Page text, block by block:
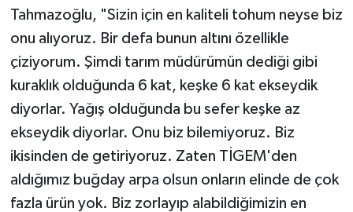
Tahmazoğlu, "Sizin için en kaliteli tohum neyse biz
onu alıyoruz. Bir defa bunun altını özellikle
çiziyorum. Şimdi tarım müdürümün dediği gibi
kuraklık olduğunda 6 kat, keşke 6 kat ekseydik
diyorlar. Yağış olduğunda bu sefer keşke az
ekseydik diyorlar. Onu biz bilemiyoruz. Biz
ikisinden de getiriyoruz. Zaten TİGEM'den
aldığımız buğday arpa olsun onların elinde de çok
fazla ürün yok. Biz zorlayıp alabildiğimizin en